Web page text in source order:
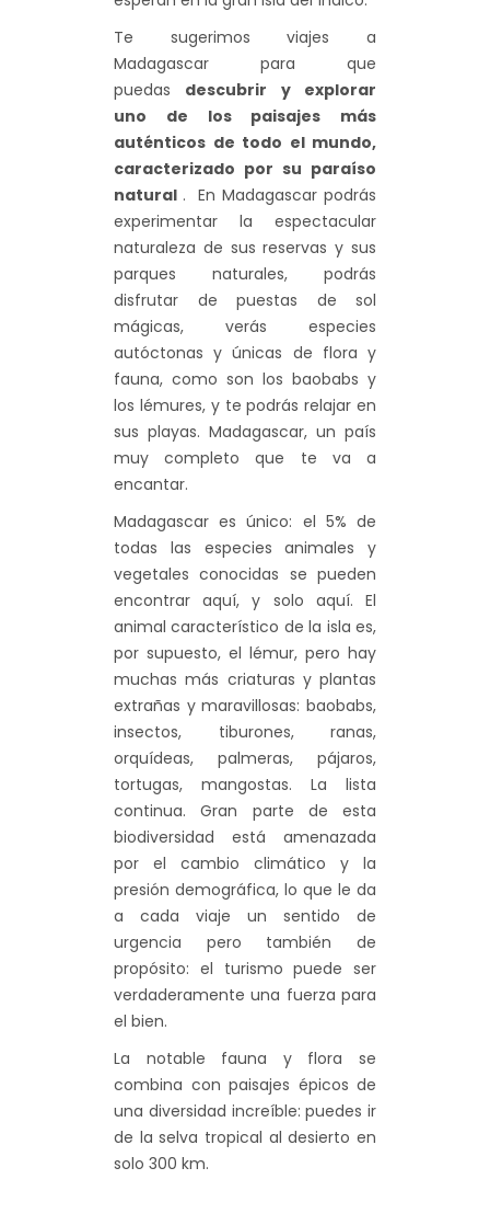
Te sugerimos viajes a
Madagascar para que
puedas descubrir y explorar
uno de los paisajes más
auténticos de todo el mundo,
caracterizado por su paraíso
natural . En Madagascar podrás
experimentar la espectacular
naturaleza de sus reservas y sus
parques naturales, podrás
disfrutar de puestas de sol
mágicas, verás especies
autóctonas y únicas de flora y
fauna, como son los baobabs y
los lémures, y te podrás relajar en
sus playas. Madagascar, un país
muy completo que te va a
encantar.
Madagascar es único: el 5% de
todas las especies animales y
vegetales conocidas se pueden
encontrar aquí, y solo aquí. El
animal característico de la isla es,
por supuesto, el lémur, pero hay
muchas más criaturas y plantas
extrañas y maravillosas: baobabs,
insectos, tiburones, ranas,
orquídeas, palmeras, pájaros,
tortugas, mangostas. La lista
continua. Gran parte de esta
biodiversidad está amenazada
por el cambio climático y la
presión demográfica, lo que le da
a cada viaje un sentido de
urgencia pero también de
propósito: el turismo puede ser
verdaderamente una fuerza para
el bien.
La notable fauna y flora se
combina con paisajes épicos de
una diversidad increíble: puedes ir
de la selva tropical al desierto en
solo 300 km.